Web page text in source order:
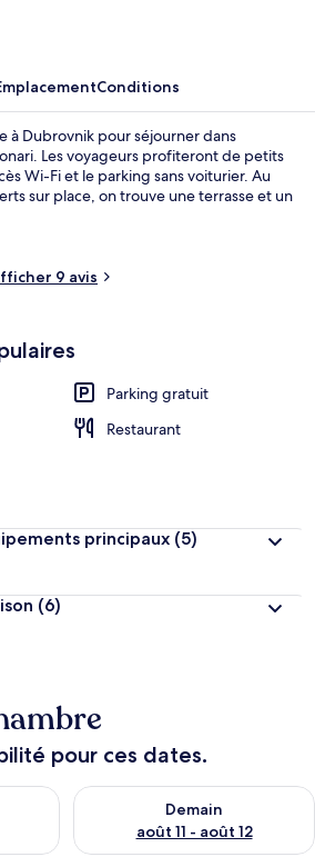
Conditions
à Dubrovnik pour séjourner dans
Les voyageurs profiteront de petits
Wi-Fi et le parking sans voiturier. Au
sur place, on trouve une terrasse et un
9 avis
Parking gratuit
Restaurant
principaux (5)
(6)
pour ces dates.
ce soir août 10 - août 11
Demain
août 11 - août 12
Vérifier la disponibilité pour